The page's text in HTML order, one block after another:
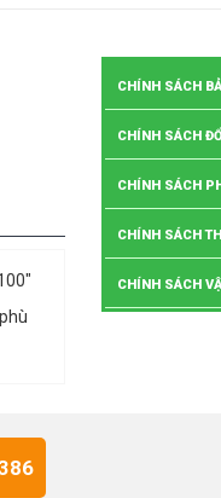
CHÍNH SÁCH
CHÍNH SÁCH
CHÍNH SÁCH
CHÍNH SÁCH
CHÍNH SÁCH